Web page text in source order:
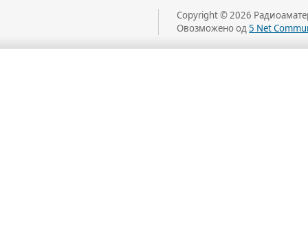
Copyright © 2026
Овозможено од5 Net